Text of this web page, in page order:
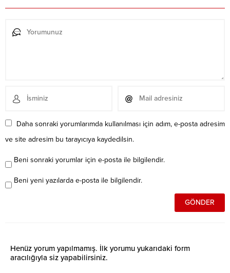
Daha sonraki yorumlarımda kullanılması için adım, e-posta adresim
ve site adresim bu tarayıcıya kaydedilsin.
Beni sonraki yorumlar için e-posta ile bilgilendir.
Beni yeni yazılarda e-posta ile bilgilendir.
Henüz yorum yapılmamış. İlk yorumu yukarıdaki form
aracılığıyla siz yapabilirsiniz.